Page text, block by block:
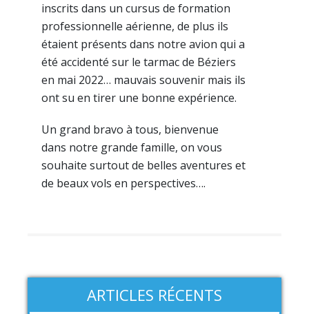
inscrits dans un cursus de formation
professionnelle aérienne, de plus ils
étaient présents dans notre avion qui a
été accidenté sur le tarmac de Béziers
en mai 2022… mauvais souvenir mais ils
ont su en tirer une bonne expérience.
Un grand bravo à tous, bienvenue
dans notre grande famille, on vous
souhaite surtout de belles aventures et
de beaux vols en perspectives….
ARTICLES RÉCENTS